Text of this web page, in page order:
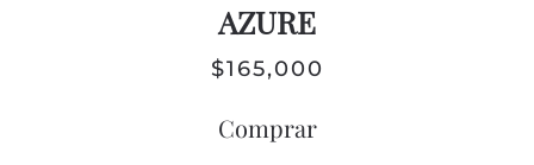
AZURE
$165,000
Comprar